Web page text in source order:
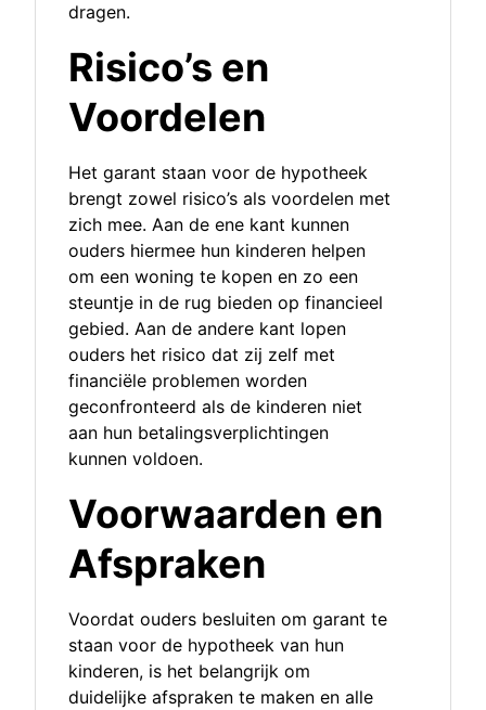
dragen.
Risico’s en
Voordelen
Het garant staan voor de hypotheek
brengt zowel risico’s als voordelen met
zich mee. Aan de ene kant kunnen
ouders hiermee hun kinderen helpen
om een woning te kopen en zo een
steuntje in de rug bieden op financieel
gebied. Aan de andere kant lopen
ouders het risico dat zij zelf met
financiële problemen worden
geconfronteerd als de kinderen niet
aan hun betalingsverplichtingen
kunnen voldoen.
Voorwaarden en
Afspraken
Voordat ouders besluiten om garant te
staan voor de hypotheek van hun
kinderen, is het belangrijk om
duidelijke afspraken te maken en alle